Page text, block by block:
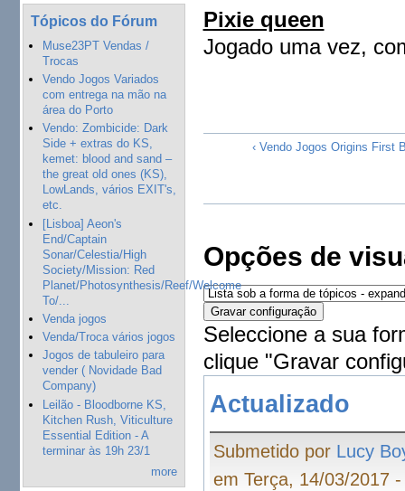
Tópicos do Fórum
Muse23PT Vendas /
Trocas
Vendo Jogos Variados
com entrega na mão na
área do Porto
Vendo: Zombicide: Dark
Side + extras do KS,
kemet: blood and sand –
the great old ones (KS),
LowLands, vários EXIT's,
etc.
[Lisboa] Aeon's
End/Captain
Sonar/Celestia/High
Society/Mission: Red
Planet/Photosynthesis/Reef/Welcome
To/...
Venda jogos
Venda/Troca vários jogos
Jogos de tabuleiro para
vender ( Novidade Bad
Company)
Leilão - Bloodborne KS,
Kitchen Rush, Viticulture
Essential Edition - A
terminar às 19h 23/1
more
Pixie queen
Jogado uma vez,
‹ Vendo Jogos Origins First
Opções de
Seleccione a sua
clique "Gravar
Actualizado
Submetido por Lucy
em Terça, 14/03/2017